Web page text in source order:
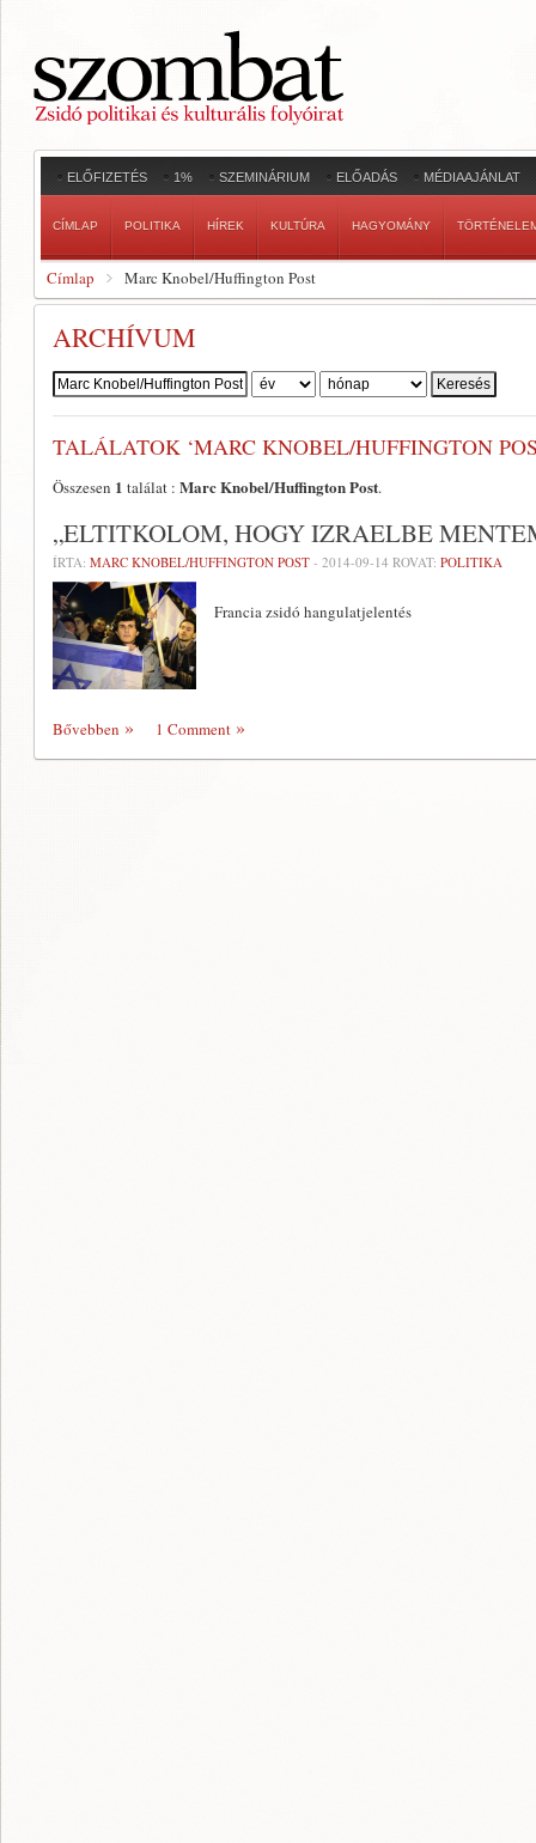
ELŐFIZETÉS 1% SZEMINÁRIUM ELŐADÁS MÉDIAAJÁNLAT
CÍMLAP POLITIKA HÍREK KULTÚRA HAGYOMÁNY
Címlap Marc Knobel/Huffington Post
ARCHÍVUM
Szerző:
TALÁLATOK ‘MARC KNOBEL/HUFFINGTON
Összesen 1 találat : Marc Knobel/Huffington Post.
„ELTITKOLOM, HOGY IZRAELBE
ÍRTA: MARC KNOBEL/HUFFINGTON POST - 2014-09-14 ROVAT: POLITIKA
Francia zsidó hangulatjelentés
Bővebben 1 Comment